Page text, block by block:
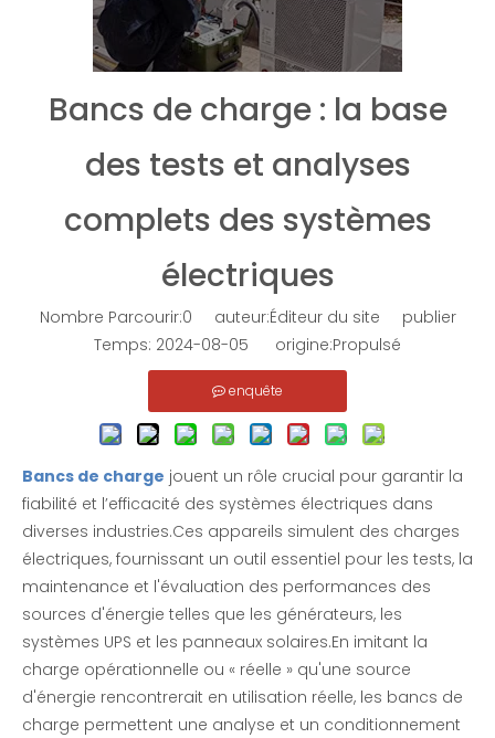
Banque de charge monophasée à tension alternative
enquête
Banque de charge résistive à vendre
enquête
Test de groupe électrogène - Banque de charge résistive
enquête
Banc de charge EMAX-RLC pour des tests rigoureux
enquête
Bancs de charge : la base
des tests et analyses
complets des systèmes
électriques
Nombre Parcourir:0 auteur:Éditeur du site publier
Temps: 2024-08-05 origine:Propulsé
enquête
Bancs de charge jouent un rôle crucial pour garantir la
fiabilité et l’efficacité des systèmes électriques dans
diverses industries.Ces appareils simulent des charges
électriques, fournissant un outil essentiel pour les tests, la
maintenance et l'évaluation des performances des
sources d'énergie telles que les générateurs, les
systèmes UPS et les panneaux solaires.En imitant la
charge opérationnelle ou « réelle » qu'une source
d'énergie rencontrerait en utilisation réelle, les bancs de
charge permettent une analyse et un conditionnement